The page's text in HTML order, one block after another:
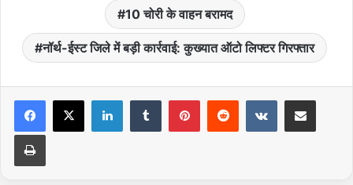
10 चोरी के वाहन बरामद
नॉर्थ-ईस्ट जिले में बड़ी कार्रवाई: कुख्यात ऑटो लिफ्टर गिरफ्तार